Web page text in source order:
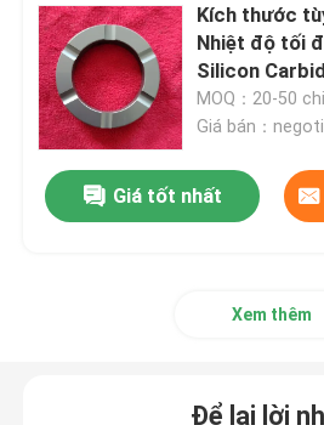
Kích thước
Nhiệt độ tối
Silicon
máy bơm
MOQ：20-50
Giá bán：
Giá tốt nhất
Xem thêm
Để lại lời